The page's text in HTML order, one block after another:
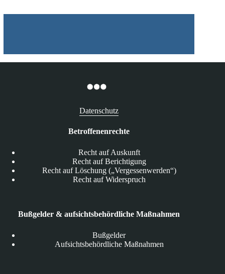
Datenschutz
Betroffenenrechte
Recht auf Auskunft
Recht auf Berichtigung
Recht auf Löschung („Vergessenwerden“)
Recht auf Widerspruch
Bußgelder & aufsichtsbehördliche Maßnahmen
Bußgelder
Aufsichtsbehördliche Maßnahmen